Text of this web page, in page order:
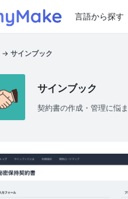
言語から探す
サインブック
サインブック
契約書の作成・管理に悩